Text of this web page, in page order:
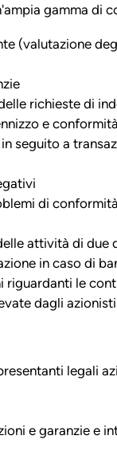
gamma di
(valutazione
richieste di
e
seguito a
di
attività di due
in caso di
riguardanti le
dagli azionisti
legali
e garanzie e